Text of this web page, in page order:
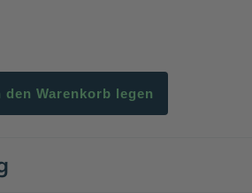
den Warenkorb legen